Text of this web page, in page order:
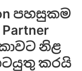
පහසුකම
නිළ
කරයි